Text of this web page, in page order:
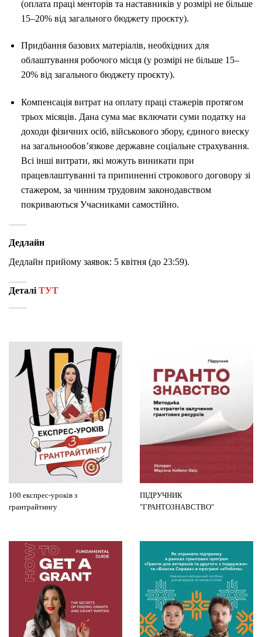
(оплата праці менторів та наставників у розмірі не більше
15–20% від загального бюджету проєкту).
Придбання базових матеріалів, необхідних для
облаштування робочого місця (у розмірі не більше 15–
20% від загального бюджету проєкту).
Компенсація витрат на оплату праці стажерів протягом
трьох місяців. Дана сума має включати суми податку на
доходи фізичних осіб, військового збору, єдиного внеску
на загальнообов’язкове державне соціальне страхування.
Всі інші витрати, які можуть виникати при
працевлаштуванні та припиненні строкового договору зі
стажером, за чинним трудовим законодавством
покриваються Учасниками самостійно.
Дедлайн
Дедлайн прийому заявок: 5 квітня (до 23:59).
Деталі ТУТ
100 експрес-уроків з
грантрайтингу
ПІДРУЧНИК
"ГРАНТОЗНАВСТВО"